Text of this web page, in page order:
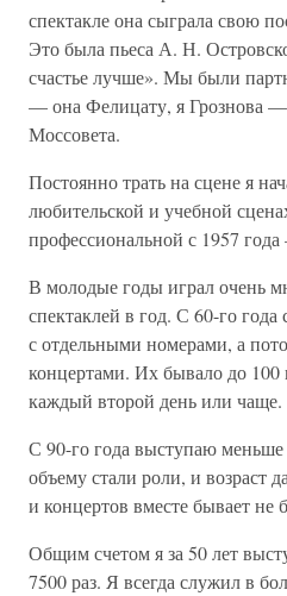
спектакле она сыграла свою
Это была пьеса А. Н.
счастье лучше». Мы были
— она Фелицату, я Грознова —
Моссовета.
Постоянно трать на сцене я
любительской и учебной
профессиональной с 1957
В молодые годы играл очень
спектаклей в год. С 60-го года
с отдельными номерами, а
концертами. Их бывало до 100
каждый второй день или чаще.
С 90-го года выступаю
объему стали роли, и возраст
и концертов вместе бывает не
Общим счетом я за 50 лет
7500 раз. Я всегда служил в